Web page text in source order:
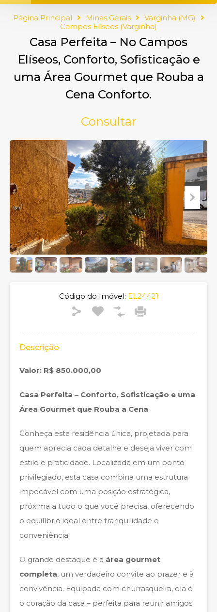
Página Principal Minas Gerais
Varginha (MG)
Campos Elíseos (Varginha)
Casa Perfeita – No Campos
Elíseos, Conforto, Sofisticação e
uma Área Gourmet que Rouba a
Cena Conforto.
Consultar
Código do Imóvel: EL24421
Descrição
Valor: R$ 850.000,00
Casa Perfeita – Conforto, Sofisticação e uma
Área Gourmet que Rouba a Cena
Conheça esta residência única, projetada para
quem aprecia cada detalhe e deseja viver com
estilo e praticidade. Localizada em um ponto
privilegiado, esta casa combina uma estrutura
impecável com uma posição estratégica,
próxima a tudo o que você precisa, oferecendo
o equilíbrio ideal entre tranquilidade e
conveniência.
O grande destaque é a área gourmet
completa, um verdadeiro convite ao prazer e à
convivência. Equipada com churrasqueira, ela é
o coração da casa – perfeita para reunir amigos